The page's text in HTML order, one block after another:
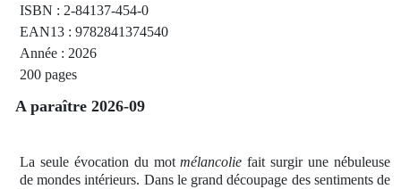
ISBN : 2-84137-454-0
EAN13 : 9782841374540
Année : 2026
200 pages
A paraître 2026-09
La seule évocation du motmélancoliefait surgir une nébuleuse
de mondes intérieurs. Dans le grand découpage des sentiments de